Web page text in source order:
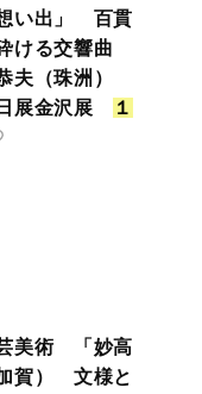
い出」 百貫
ける交響曲
夫（珠洲）
展金沢展
１
美術 「妙高
賀） 文様と